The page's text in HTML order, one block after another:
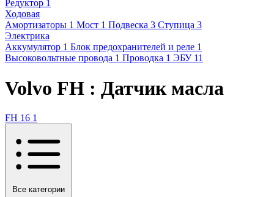
Редуктор 1
Ходовая
Амортизаторы 1 Мост 1 Подвеска 3 Ступица 3
Электрика
Аккумулятор 1 Блок предохранителей и реле 1
Высоковольтные провода 1 Проводка 1 ЭБУ 11
Volvo FH : Датчик масла
FH 16 1
Все категории